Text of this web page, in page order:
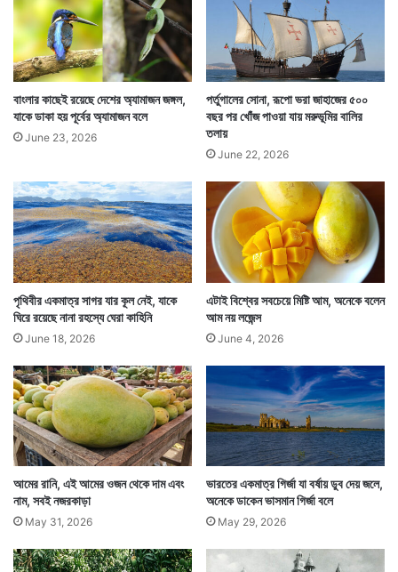
চন্দনকাঠের জন্য মাইসুরু পরিচিত। পরিচিত তার সিল্কের জন্য।
সেই সঙ্গে চোখ ধাঁধানো মাইসোর প্যালেস তো রয়েছেই। যা রাত
নামলে সোনার রংয়ে সেজে ওঠে।
কর্ণাটকের এই শহর সে রাজ্যের সাংস্কৃতিক রাজধানী বলেও খ্যাত।
ভারতের চন্দনকাঠের শহরের তাই একটাই পরিচয় নয়। নানা পরিচয়
নিয়ে পর্যটকদের আকর্ষিত করে এই দক্ষিণী শহর।
বাংলার কাছেই রয়েছে দেশের অ্যামাজন জঙ্গল,
যাকে ডাকা হয় পূর্বের অ্যামাজন বলে
June 23, 2026
পর্তুগালের সোনা, রূপো ভরা জাহাজের ৫০০
বছর পর খোঁজ পাওয়া যায় মরুভূমির বালির
তলায়
June 22, 2026
পৃথিবীর একমাত্র সাগর যার কূল নেই, যাকে
ঘিরে রয়েছে নানা রহস্যে ঘেরা কাহিনি
June 18, 2026
এটাই বিশ্বের সবচেয়ে মিষ্টি আম, অনেকে বলেন
আম নয় লজেন্স
June 4, 2026
আমের রানি, এই আমের ওজন থেকে দাম এবং
নাম, সবই নজরকাড়া
May 31, 2026
ভারতের একমাত্র গির্জা যা বর্ষায় ডুব দেয় জলে,
অনেকে ডাকেন ভাসমান গির্জা বলে
May 29, 2026